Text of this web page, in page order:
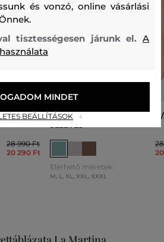
1/2
28 990 Ft
20 290 Ft
PÓLÓ CAMEL ACTIVE POLOS
SLEEVES
Elérhető méretek:
M, L, XL, XXL, XXXL
és vonzó, online vásárlási
tisztességesen járunk el.A
BEÁLLÍTÁSOK
MINDET